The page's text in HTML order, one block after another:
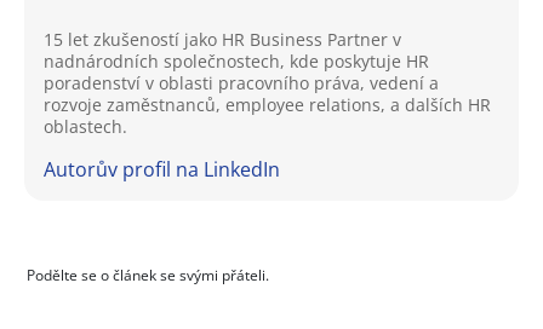
15 let zkušeností jako HR Business Partner v
nadnárodních společnostech, kde poskytuje HR
poradenství v oblasti pracovního práva, vedení a
rozvoje zaměstnanců, employee relations, a dalších HR
oblastech.
Autorův profil na LinkedIn
Podělte se o článek se svými přáteli.